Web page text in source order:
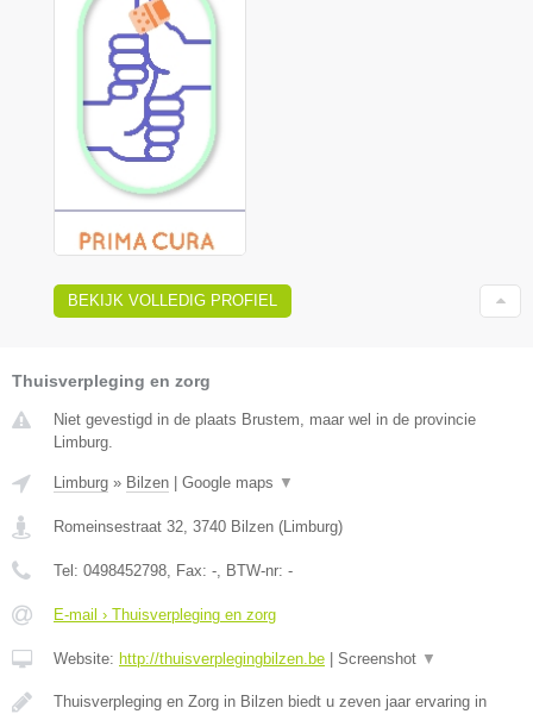
BEKIJK VOLLEDIG PROFIEL
Thuisverpleging en zorg
Niet gevestigd in de plaats Brustem, maar wel in de provincie
Limburg.
Limburg » Bilzen Google maps ▼
Romeinsestraat 32, 3740 Bilzen (Limburg)
Tel: 0498452798, Fax: -, BTW-nr: -
E-mail › Thuisverpleging en zorg
Website: http://thuisverplegingbilzen.be Screenshot ▼
Thuisverpleging en Zorg in Bilzen biedt u zeven jaar ervaring in